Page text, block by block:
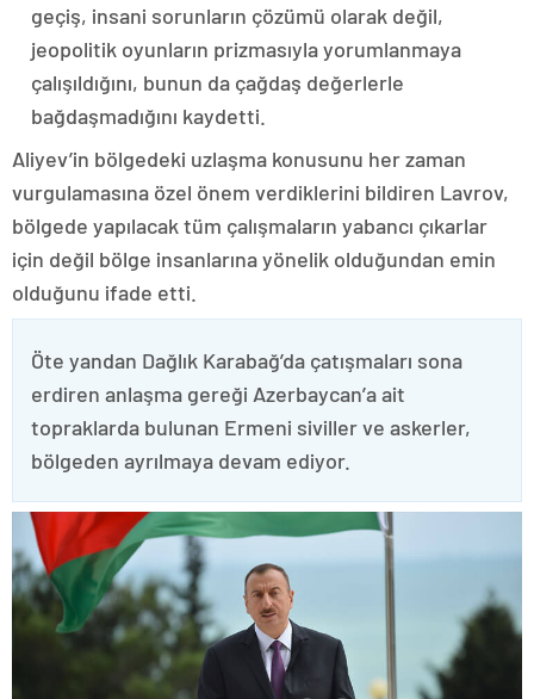
geçiş, insani sorunların çözümü olarak değil,
jeopolitik oyunların prizmasıyla yorumlanmaya
çalışıldığını, bunun da çağdaş değerlerle
bağdaşmadığını kaydetti.
Aliyev’in bölgedeki uzlaşma konusunu her zaman
vurgulamasına özel önem verdiklerini bildiren Lavrov,
bölgede yapılacak tüm çalışmaların yabancı çıkarlar
için değil bölge insanlarına yönelik olduğundan emin
olduğunu ifade etti.
Öte yandan Dağlık Karabağ’da çatışmaları sona
erdiren anlaşma gereği Azerbaycan’a ait
topraklarda bulunan Ermeni siviller ve askerler,
bölgeden ayrılmaya devam ediyor.